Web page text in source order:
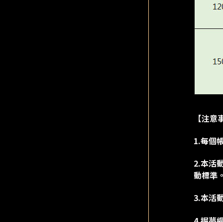
【注意
1.每個
2.本活
動標準
3.本活